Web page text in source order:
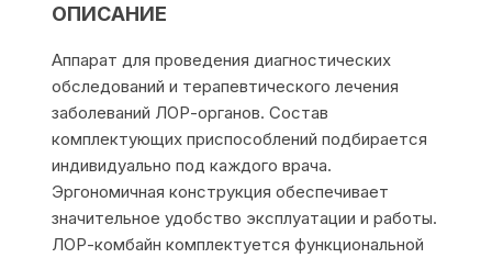
ОПИСАНИЕ
Аппарат для проведения диагностических
обследований и терапевтического лечения
заболеваний ЛОР-органов. Состав
комплектующих приспособлений подбирается
индивидуально под каждого врача.
Эргономичная конструкция обеспечивает
значительное удобство эксплуатации и работы.
ЛОР-комбайн комплектуется функциональной